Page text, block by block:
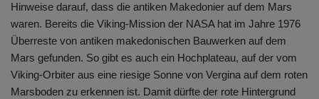
Hinweise darauf, dass die antiken Makedonier auf dem Mars
waren. Bereits die Viking-Mission der NASA hat im Jahre 1976
Überreste von antiken makedonischen Bauwerken auf dem
Mars gefunden. So gibt es auch ein Hochplateau, auf der vom
Viking-Orbiter aus eine riesige Sonne von Vergina auf dem roten
Marsboden zu erkennen ist. Damit dürfte der rote Hintergrund